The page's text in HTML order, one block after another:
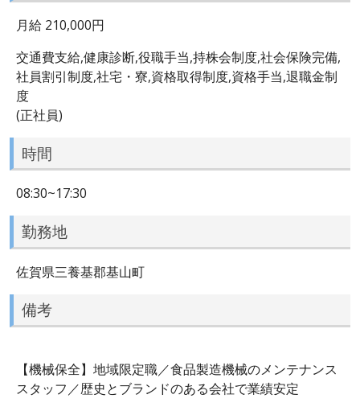
月給 210,000円
交通費支給,健康診断,役職手当,持株会制度,社会保険完備,
社員割引制度,社宅・寮,資格取得制度,資格手当,退職金制
度
(正社員)
時間
08:30~17:30
勤務地
佐賀県三養基郡基山町
備考
【機械保全】地域限定職／食品製造機械のメンテナンス
スタッフ／歴史とブランドのある会社で業績安定